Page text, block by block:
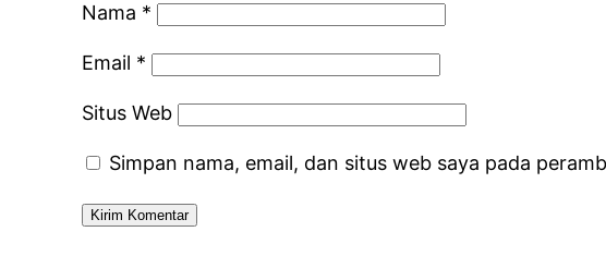
Nama *
Email *
Situs Web
Simpan nama, email, dan situs web saya pada